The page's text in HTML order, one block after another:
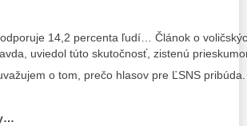
14,2 percenta ľudí… Článok o
uviedol túto skutočnosť, zistenú
o tom, prečo hlasov pre ĽSNS pribúda.